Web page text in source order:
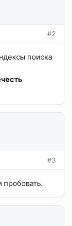
#2
поиска
#3